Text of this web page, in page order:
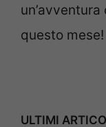
questo mese!
ULTIMI